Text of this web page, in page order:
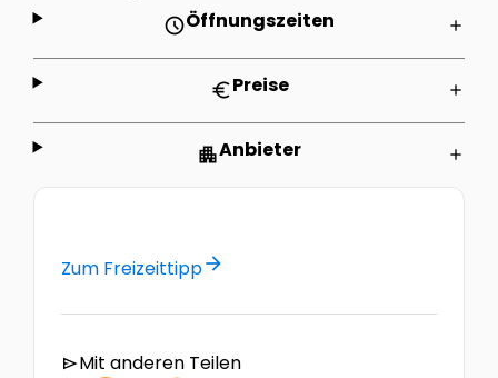
scheduleÖffnungszeiten add
euroPreise add
apartmentAnbieter add
Zum Freizeittipparrow_forward
sendMit anderen Teilen